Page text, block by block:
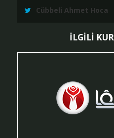
Cübbeli Ahmet Hoca
İLGİLİ